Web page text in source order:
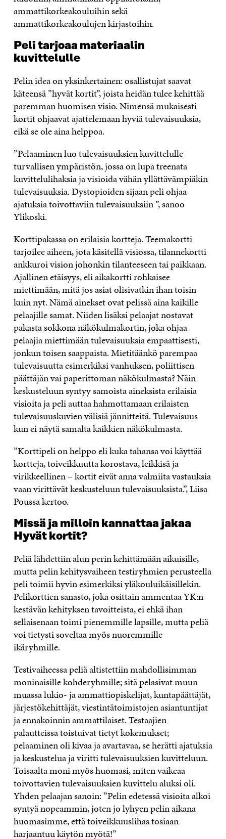
ammattikorkeakouluihin sekä
ammattikorkeakoulujen kirjastoihin.
Peli tarjoaa materiaalin
kuvittelulle
Pelin idea on yksinkertainen: osallistujat saavat
käteensä ”hyvät kortit”, joista heidän tulee kehittää
paremman huomisen visio. Nimensä mukaisesti
kortit ohjaavat ajattelemaan hyviä tulevaisuuksia,
eikä se ole aina helppoa.
”Pelaaminen luo tulevaisuuksien kuvittelulle
turvallisen ympäristön, jossa on lupa treenata
kuvittelulihaksia ja visioida vähän yllättävämpiäkin
tulevaisuuksia. Dystopioiden sijaan peli ohjaa
ajatuksia toivottaviin tulevaisuuksiin ”, sanoo
Ylikoski.
Korttipakassa on erilaisia kortteja. Teemakortti
tarjoilee aiheen, jota käsitellä visiossa, tilannekortti
ankkuroi vision johonkin tilanteeseen tai paikkaan.
Ajallinen etäisyys, eli aikakortti rohkaisee
miettimään, mitä jos asiat olisivatkin ihan toisin
kuin nyt. Nämä ainekset ovat pelissä aina kaikille
pelaajille samat. Niiden lisäksi pelaajat nostavat
pakasta sokkona näkökulmakortin, joka ohjaa
pelaajia miettimään tulevaisuuksia empaattisesti,
jonkun toisen saappaista. Mietitäänkö parempaa
tulevaisuutta esimerkiksi vanhuksen, poliittisen
päättäjän vai paperittoman näkökulmasta? Näin
keskusteluun syntyy samoista aineksista erilaisia
visioita ja peli auttaa hahmottamaan erilaisten
tulevaisuuskuvien välisiä jännitteitä. Tulevaisuus
kun ei näytä samalta kaikkien näkökulmasta.
”Korttipeli on helppo eli kuka tahansa voi käyttää
kortteja, toiveikkuutta korostava, leikkisä ja
virikkeellinen – kortit eivät anna valmiita vastauksia
vaan virittävät keskusteluun tulevaisuuksista.”, Liisa
Poussa kertoo.
Missä ja milloin kannattaa jakaa
Hyvät kortit?
Peliä lähdettiin alun perin kehittämään aikuisille,
mutta pelin kehitysvaiheen testiryhmien perusteella
peli toimii hyvin esimerkiksi yläkouluikäisillekin.
Pelikorttien sanasto, joka osittain ammentaa YK:n
kestävän kehityksen tavoitteista, ei ehkä ihan
sellaisenaan toimi pienemmille lapsille, mutta peliä
voi tietysti soveltaa myös nuoremmille
ikäryhmille.
Testivaiheessa peliä altistettiin mahdollisimman
moninaisille kohderyhmille; sitä pelasivat muun
muassa lukio- ja ammattiopiskelijat, kuntapäättäjät,
järjestökehittäjät, viestintätoimistojen asiantuntijat
ja ennakoinnin ammattilaiset. Testaajien
palautteissa toistuivat tietyt kokemukset;
pelaaminen oli kivaa ja avartavaa, se herätti ajatuksia
ja keskustelua ja viritti tulevaisuuksien kuvitteluun.
Toisaalta moni myös huomasi, miten vaikeaa
toivottavien tulevaisuuksien kuvittelu aluksi oli.
Yhden pelaajan sanoin: ”Pelin edetessä visioita alkoi
syntyä nopeammin, joten jo lyhyen pelin aikana
huomasimme, että toiveikkuuslihas tosiaan
harjaantuu käytön myötä!”